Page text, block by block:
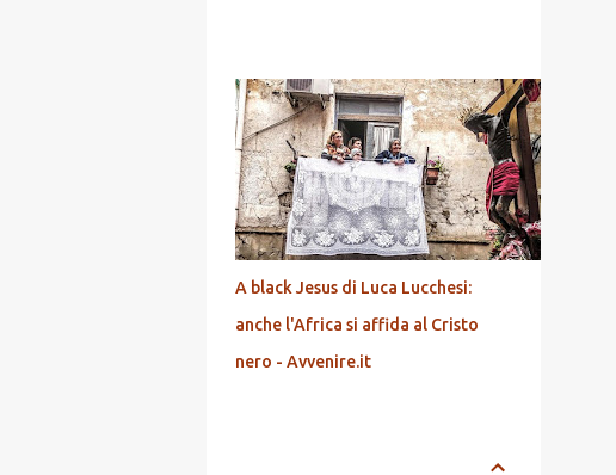
A black Jesus di Luca Lucchesi:
anche l'Africa si affida al Cristo
nero - Avvenire.it